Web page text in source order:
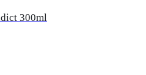
300ml